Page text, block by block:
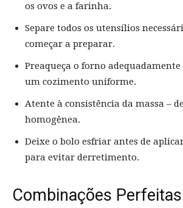
os ovos e a farinha.
Separe todos os utensílios
começar a preparar.
Preaqueça o forno
um cozimento uniforme.
Atente à consistência da massa –
homogênea.
Deixe o bolo esfriar antes de
para evitar derretimento.
Combinações